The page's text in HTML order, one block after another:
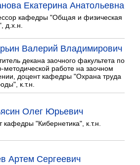
Екатерина Анатольевна
кафедры "Общая и физическая
д.х.н.
Валерий Владимирович
декана заочного факультета по
методической работе на заочном
доцент кафедры "Охрана труда
к.т.н.
Олег Юрьевич
кафедры "Кибернетика", к.т.н.
Артем Сергеевич